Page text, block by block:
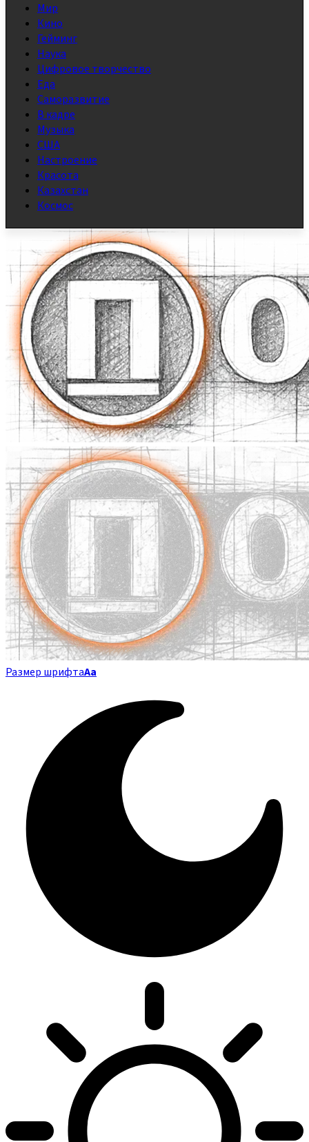
Мир
Кино
Гейминг
Наука
Цифровое творчество
Еда
Саморазвитие
В кадре
Музыка
США
Настроение
Красота
Казахстан
Космос
Размер шрифтаАа